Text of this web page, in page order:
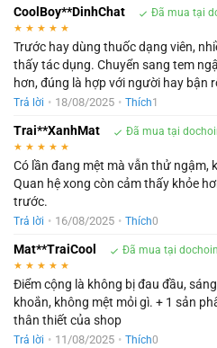
CoolBoy**DinhChat Đã mua tại
★ ★ ★ ★ ★
Trước hay dùng thuốc dạng viên,
thấy tác dụng. Chuyển sang tem
hơn, đúng là hợp với người hay bận
Trả lời • 18/08/2025 • Thích1
Trai**XanhMat Đã mua tại
★ ★ ★ ★ ★
Có lần đang mệt mà vẫn thử ngậm,
Quan hệ xong còn cảm thấy khỏe
trước.
Trả lời • 16/08/2025 • Thích0
Mat**TraiCool Đã mua tại
★ ★ ★ ★ ★
Điểm cộng là không bị đau đầu,
khoắn, không mệt mỏi gì. + 1 sản
thân thiết của shop
Trả lời • 11/08/2025 • Thích0